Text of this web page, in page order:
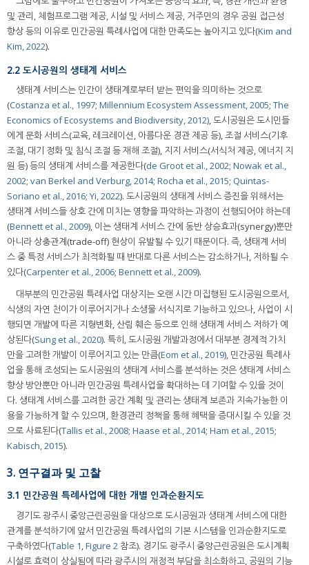
및 관리, 체험프로그램 제공, 시설 및 서비스 제공, 거주민의 경우 공원 접근성
향상 등의 이유로 민간공원 특례사업에 대한 만족도는 높아지고 있다(Kim and
Kim, 2022).
2.2 도시공원의 생태계 서비스
생태계 서비스는 인간이 생태계로부터 받는 편익을 의미하는 것으로
(Costanza et al., 1997; Millennium Ecosystem Assessment, 2005; The
Economics of Ecosystems and Biodiversity, 2012), 도시공원은 도시민들
에게 문화 서비스(교육, 레크레이션, 아름다운 경관 제공 등), 조절 서비스(기후
조절, 대기 정화 및 침식 조절 등 재해 조절), 지지 서비스(서식처 제공, 에너지 지
원 등) 등의 생태계 서비스를 제공한다(de Groot et al., 2002; Nowak et al.,
2002; van Berkel and Verburg, 2014; Rocha et al., 2015; Quintas-
Soriano et al., 2016; Yi, 2022). 도시공원의 생태계 서비스 증진을 위해서는
생태계 서비스들 상호 간에 미치는 영향을 파악하는 과정이 선행되어야 하는데
(Bennett et al., 2009), 이는 생태계 서비스 간에 동반 상승효과(synergy)뿐만
아니라 상충관계(trade-off) 현상이 유발될 수 있기 때문이다. 즉, 생태계 서비
스 중 특정 서비스가 최적화될 때 반대로 다른 서비스는 감소하거나, 저하될 수
있다(Carpenter et al., 2006; Bennett et al., 2009).
대부분의 민간공원 특례사업 대상지는 오랜 시간 미집행된 도시공원으로서,
식생의 자연 천이가 이루어지거나 소생물 서식지로 기능하고 있으나, 사업이 시
행되면 개발에 따른 지형변화, 산림 훼손 등으로 인해 생태계 서비스 저하가 예
상된다(Sung et al., 2020). 특히, 도시공원 개발과정에서 대부분 경제적 가치
만을 고려한 개발이 이루어지고 있는 만큼(Eom et al., 2019), 민간공원 특례사
업을 통해 조성되는 도시공원의 생태계 서비스를 분석하는 것은 생태계 서비스
향상 방안뿐만 아니라 민간공원 특례사업을 확대하는 데 기여할 수 있을 것이
다. 생태계 서비스를 고려한 공간 계획 및 관리는 생태계 보존과 지속가능한 이
용을 가능하게 할 수 있으며, 환경관리 정책을 통해 혜택을 증대시킬 수 있을 것
으로 사료된다(Tallis et al., 2008; Haase et al., 2014; Ham et al., 2015;
Kabisch, 2015).
3. 연구결과 및 고찰
3.1 민간공원 특례사업에 대한 개별 인과순환지도
경기도 광주시 중앙근린공원을 대상으로 도시공원과 생태계 서비스에 대한
관계를 분석하기에 앞서 민간공원 특례사업의 기본 시스템을 인과순환지도로
구축하였다(Table 1,Figure 2 참조). 경기도 광주시 중앙근린공원은 도시계획
시설로 효력이 상실됨에 따라 광주시의 재정적 부담을 최소화하고, 공원의 기능